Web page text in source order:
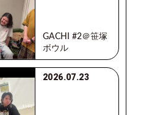
ジ
ョ
ー
ジ
林
の
お
悩
み
相
GACHI #2＠笹塚
ボウル
2026.07.23